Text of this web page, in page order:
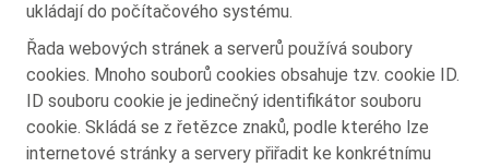
ukládají do počítačového systému.
Řada webových stránek a serverů používá soubory
cookies. Mnoho souborů cookies obsahuje tzv. cookie ID.
ID souboru cookie je jedinečný identifikátor souboru
cookie. Skládá se z řetězce znaků, podle kterého lze
internetové stránky a servery přiřadit ke konkrétnímu